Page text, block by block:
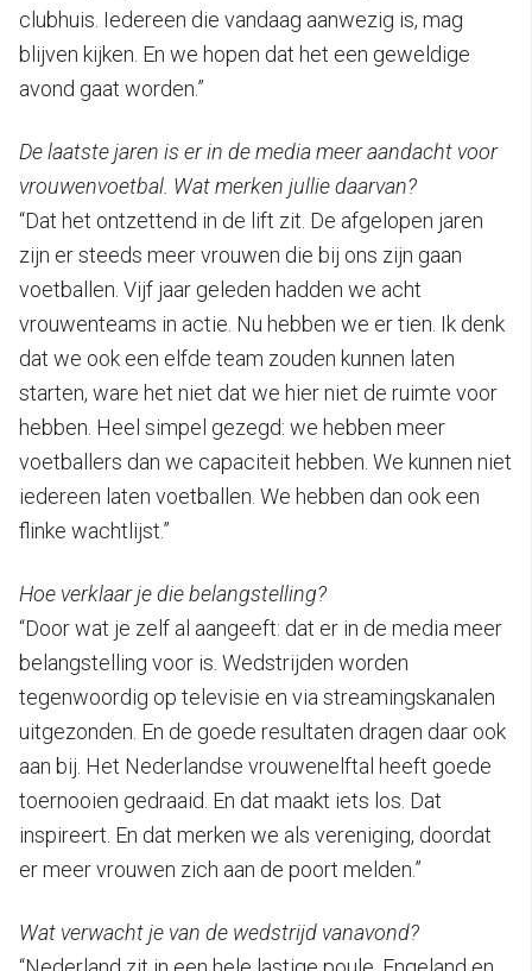
clubhuis. Iedereen die vandaag aanwezig is, mag
blijven kijken. En we hopen dat het een geweldige
avond gaat worden.”
De laatste jaren is er in de media meer aandacht voor
vrouwenvoetbal. Wat merken jullie daarvan?
“Dat het ontzettend in de lift zit. De afgelopen jaren
zijn er steeds meer vrouwen die bij ons zijn gaan
voetballen. Vijf jaar geleden hadden we acht
vrouwenteams in actie. Nu hebben we er tien. Ik denk
dat we ook een elfde team zouden kunnen laten
starten, ware het niet dat we hier niet de ruimte voor
hebben. Heel simpel gezegd: we hebben meer
voetballers dan we capaciteit hebben. We kunnen niet
iedereen laten voetballen. We hebben dan ook een
flinke wachtlijst.”
Hoe verklaar je die belangstelling?
“Door wat je zelf al aangeeft: dat er in de media meer
belangstelling voor is. Wedstrijden worden
tegenwoordig op televisie en via streamingskanalen
uitgezonden. En de goede resultaten dragen daar ook
aan bij. Het Nederlandse vrouwenelftal heeft goede
toernooien gedraaid. En dat maakt iets los. Dat
inspireert. En dat merken we als vereniging, doordat
er meer vrouwen zich aan de poort melden.”
Wat verwacht je van de wedstrijd vanavond?